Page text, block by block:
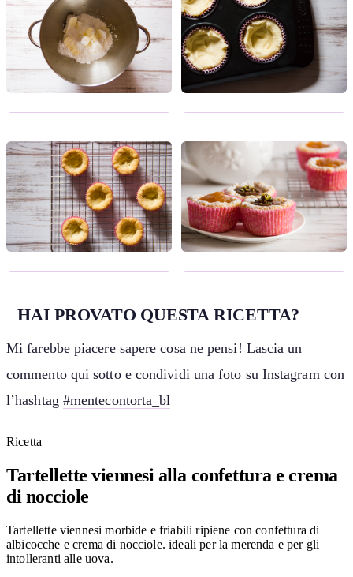
HAI PROVATO QUESTA RICETTA?
Mi farebbe piacere sapere cosa ne pensi! Lascia un
commento qui sotto e condividi una foto su Instagram con
l’hashtag #mentecontorta_bl
Ricetta
Tartellette viennesi alla confettura e crema
di nocciole
Tartellette viennesi morbide e friabili ripiene con confettura di
albicocche e crema di nocciole. ideali per la merenda e per gli
intolleranti alle uova.